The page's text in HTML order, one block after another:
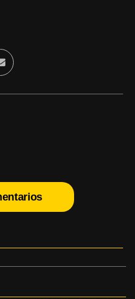
Enviar
por